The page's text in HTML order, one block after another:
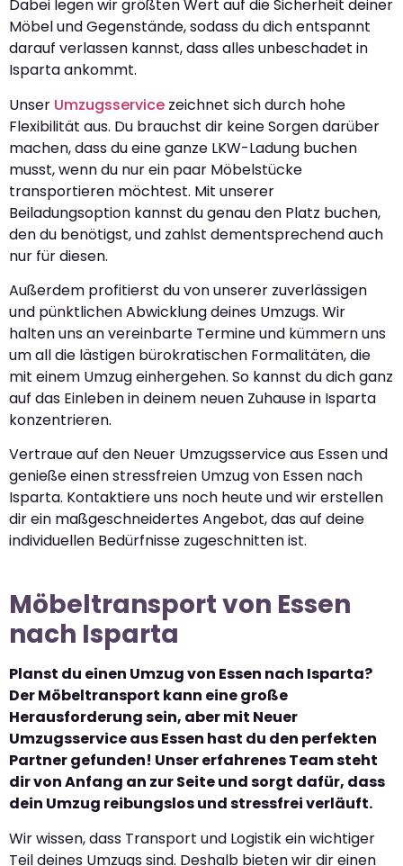
Dabei legen wir größten Wert auf die Sicherheit deiner
Möbel und Gegenstände, sodass du dich entspannt
darauf verlassen kannst, dass alles unbeschadet in
Isparta ankommt.
Unser Umzugsservice zeichnet sich durch hohe
Flexibilität aus. Du brauchst dir keine Sorgen darüber
machen, dass du eine ganze LKW-Ladung buchen
musst, wenn du nur ein paar Möbelstücke
transportieren möchtest. Mit unserer
Beiladungsoption kannst du genau den Platz buchen,
den du benötigst, und zahlst dementsprechend auch
nur für diesen.
Außerdem profitierst du von unserer zuverlässigen
und pünktlichen Abwicklung deines Umzugs. Wir
halten uns an vereinbarte Termine und kümmern uns
um all die lästigen bürokratischen Formalitäten, die
mit einem Umzug einhergehen. So kannst du dich ganz
auf das Einleben in deinem neuen Zuhause in Isparta
konzentrieren.
Vertraue auf den Neuer Umzugsservice aus Essen und
genieße einen stressfreien Umzug von Essen nach
Isparta. Kontaktiere uns noch heute und wir erstellen
dir ein maßgeschneidertes Angebot, das auf deine
individuellen Bedürfnisse zugeschnitten ist.
Möbeltransport von Essen
nach Isparta
Planst du einen Umzug von Essen nach Isparta?
Der Möbeltransport kann eine große
Herausforderung sein, aber mit Neuer
Umzugsservice aus Essen hast du den perfekten
Partner gefunden! Unser erfahrenes Team steht
dir von Anfang an zur Seite und sorgt dafür, dass
dein Umzug reibungslos und stressfrei verläuft.
Wir wissen, dass Transport und Logistik ein wichtiger
Teil deines Umzugs sind. Deshalb bieten wir dir einen